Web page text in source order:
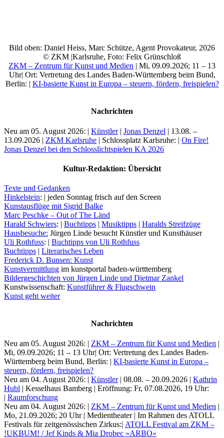
Buchtipps von Prof. Uli Rothfuss
Buchbesprechungen von Harald Schwiers
Hörtipps von Harald Schwiers
Marc Peschke – Out of The Länd
Buchtipps von Uli Rothfuss
Hausbesuche
Frederick D. Bunsen – Kunst
Bildergeschichten von Jürgen Linde und Dietmar
Zankel
Kunsttheorie: Kunstführer und Flugschwein
Kunst geht weiter.
Bild oben: Daniel Heiss, Marc Schütze, Agent Provokateur, 2026
© ZKM |Karlsruhe, Foto: Felix Grünschloß
ZKM – Zentrum für Kunst und Medien | Mi, 09.09.2026; 11 – 13
Uhr| Ort: Vertretung des Landes Baden-Württemberg beim Bund,
Berlin: | KI-basierte Kunst in Europa – steuern, fördern, freispielen?
Nachrichten
Neu am 05. August 2026: | Künstler| Jonas Denzel | 13.08. –
13.09.2026 | ZKM Karlsruhe | Schlossplatz Karlsruhe: | On Fire!
Jonas Denzel bei den Schlosslichtspielen KA 2026
Kultur-Redaktion: Übersicht
Texte und Gedanken
Hinkelstein: | jeden Sonntag frisch auf den Screen
Kunstausflüge mit Sigrid Balke
Marc Peschke – Out of The Länd
Harald Schwiers: | Buchtipps | Musiktipps | Haralds Streifzüge
Hausbesuche: Jürgen Linde besucht Künstler und Kunsthäuser
Uli Rothfuss: | Buchtipps von Uli Rothfuss
Buchtipps | Literarisches Leben
Frederick D. Bunsen: Kunst
Kunstvermittlung im kunstportal baden-württtemberg
Bildergeschichten von Jürgen Linde und Dietmar Zankel
Kunstwissenschaft: Kunstführer & Flugschwein
Kunst geht weiter
Nachrichten
Neu am 05. August 2026: | ZKM – Zentrum für Kunst und Medien |
Mi, 09.09.2026; 11 – 13 Uhr| Ort: Vertretung des Landes Baden-
Württemberg beim Bund, Berlin: | KI-basierte Kunst in Europa –
steuern, fördern, freispielen?
Neu am 04. August 2026: | Künstler| 08.08. – 20.09.2026 | Kathrin
Hubl | Kesselhaus Bamberg | Eröffnung: Fr, 07.08.2026, 19 Uhr:
| Raumforschung
Neu am 04. August 2026: | ZKM – Zentrum für Kunst und Medien |
Mo, 21.09.2026; 20 Uhr | Medientheater | Im Rahmen des ATOLL
Festivals für zeitgenössischen Zirkus:| ATOLL Festival am ZKM –
!UKBUM! / Jef Kinds & Mia Drobec »ARBO«